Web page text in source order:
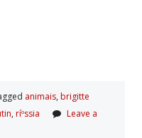
animais, brigitte
, ríºssia
Leave a